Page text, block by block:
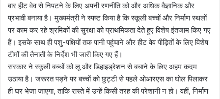
बार हीट वेव से निपटने के लिए अपनी रणनीति को और अधिक वैज्ञानिक और
प्रभावी बनाया है। मुख्यमंत्री ने स्पष्ट किया है कि स्कूली बच्चों और निर्माण स्थलों
पर काम कर रहे श्रमिकों की सुरक्षा को प्राथमिकता देते हुए विशेष इंतजाम किए गए
हैं। इसके साथ ही पशु-पक्षियों तक पानी पहुंचाने और हीट वेव पीड़ितों के लिए विशेष
टीमों की तैनाती के निर्देश भी जारी किए गए हैं।
सरकार ने स्कूली बच्चों को लू और डिहाइड्रेशन से बचाने के लिए अहम कदम
उठाया है। जरूरत पड़ने पर बच्चों को छुट्टी से पहले ओआरएस का घोल पिलाकर
ही घर भेजा जाएगा, ताकि रास्ते में उन्हें किसी तरह की परेशानी न हो। वहीं, निर्माण